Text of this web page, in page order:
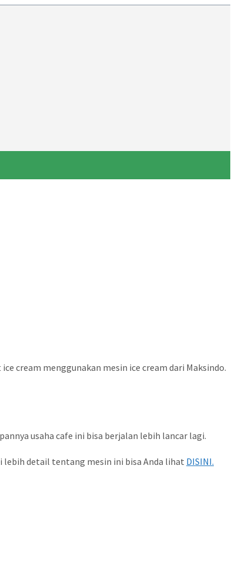
cream menggunakan mesin ice cream dari Maksindo.
usaha cafe ini bisa berjalan lebih lancar lagi.
lebih detail tentang mesin ini bisa Anda lihat DISINI.